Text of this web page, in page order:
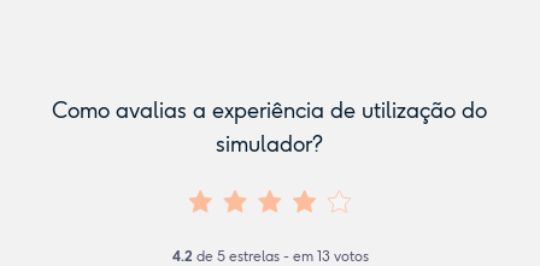
Como avalias a experiência de utilização do
simulador?
4.2 de 5estrelas - em 13 votos